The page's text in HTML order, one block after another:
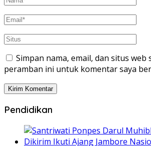
Simpan nama, email, dan situs web
peramban ini untuk komentar saya
Pendidikan